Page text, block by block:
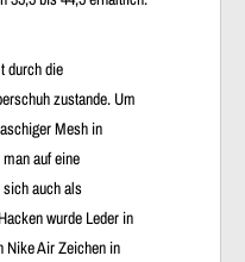
durch die
zustande. Um
Mesh in
auf eine
auch als
wurde Leder in
Nike Air Zeichen in